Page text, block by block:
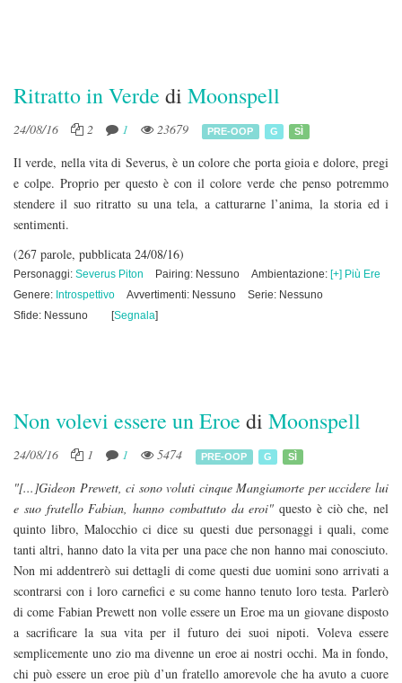
Ritratto in Verde di Moonspell
24/08/16 2 1 23679 PRE-OOP G SÌ
Il verde, nella vita di Severus, è un colore che porta gioia e dolore, pregi
e colpe. Proprio per questo è con il colore verde che penso potremmo
stendere il suo ritratto su una tela, a catturarne l’anima, la storia ed i
sentimenti.
(267 parole, pubblicata 24/08/16)
Personaggi: Severus Piton Pairing: Nessuno Ambientazione: [+] Più Ere
Genere: Introspettivo Avvertimenti: Nessuno
Serie: Nessuno
Sfide: Nessuno
[Segnala]
Non volevi essere un Eroe di Moonspell
24/08/16 1 1 5474 PRE-OOP G SÌ
"[...]Gideon Prewett, ci sono voluti cinque Mangiamorte per uccidere lui
e suo fratello Fabian, hanno combattuto da eroi" questo è ciò che, nel
quinto libro, Malocchio ci dice su questi due personaggi i quali, come
tanti altri, hanno dato la vita per una pace che non hanno mai conosciuto.
Non mi addentrerò sui dettagli di come questi due uomini sono arrivati a
scontrarsi con i loro carnefici e su come hanno tenuto loro testa. Parlerò
di come Fabian Prewett non volle essere un Eroe ma un giovane disposto
a sacrificare la sua vita per il futuro dei suoi nipoti. Voleva essere
semplicemente uno zio ma divenne un eroe ai nostri occhi. Ma in fondo,
chi può essere un eroe più d’un fratello amorevole che ha avuto a cuore